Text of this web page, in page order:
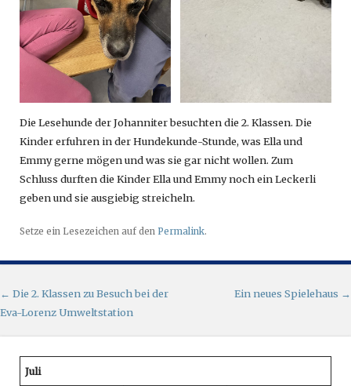
Die Lesehunde der Johanniter besuchten die 2. Klassen. Die
Kinder erfuhren in der Hundekunde-Stunde, was Ella und
Emmy gerne mögen und was sie gar nicht wollen. Zum
Schluss durften die Kinder Ella und Emmy noch ein Leckerli
geben und sie ausgiebig streicheln.
Setze ein Lesezeichen auf den Permalink.
Artikel-Navigation
← Die 2. Klassen zu Besuch bei der
Eva-Lorenz Umweltstation
Ein neues Spielehaus →
Juli